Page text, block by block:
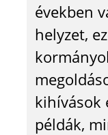
években
helyzet,
kihívások
példák,